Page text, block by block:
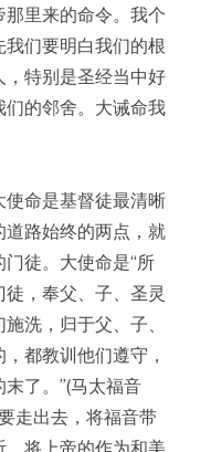
里来的命令。我个
我们要明白我们的根
特别是圣经当中好
们的邻舍。大诫命我
命是基督徒最清晰
路始终的两点，就
徒。大使命是“所
，奉父、子、圣灵
洗，归于父、子、
都教训他们遵守，
了。”(马太福音
走出去，将福音带
将上帝的作为和美